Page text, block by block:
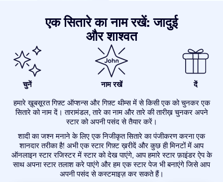
एक सितारे का नाम रखें: जादुई
और शाश्वत
चुनें नाम रखें दें
हमारे ख़ूबसूरत गिफ़्ट ऑप्शन्स और गिफ़्ट थीम्स में से किसी एक को चुनकर एक
सितारे को नाम दें। तारामंडल, तारे का नाम और तारे की तारीख़ चुनकर अपने
स्टार को अपनी पसंद से तैयार करें।
शादी का जश्न मनाने के लिए एक निजीकृत सितारे का पंजीकरण करना एक
शानदार तरीका है! अभी एक स्टार गिफ़्ट ख़रीदें और कुछ ही मिनटों में आप
ऑनलाइन स्टार रजिस्टर में स्टार को देख पाएंगे, आप हमारे स्टार फ़ाइंडर ऐप के
साथ अपना स्टार तलाश करे पाएंगे और हम एक स्टार पेज भी बनाएंगे जिसे आप
अपनी पसंद से कस्टमाइज़ कर सकते हैं।